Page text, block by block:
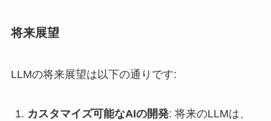
将来展望
LLMの将来展望は以下の通りです:
カスタマイズ可能なAIの開発: 将来のLLMは、